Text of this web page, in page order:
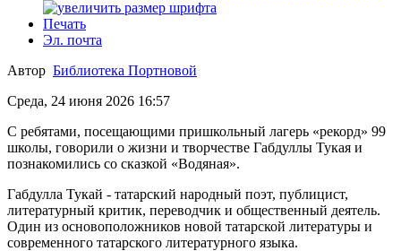
Печать
Эл. почта
Автор Библиотека Портновой
Среда, 24 июня 2026 16:57
С ребятами, посещающими пришкольный лагерь «рекорд» 99
школы, говорили о жизни и творчестве Габдуллы Тукая и
познакомились со сказкой «Водяная».
Габдулла Тукай - татарский народный поэт, публицист,
литературный критик, переводчик и общественный деятель.
Один из основоположников новой татарской литературы и
современного татарского литературного языка.